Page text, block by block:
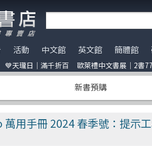
門市營業客服時間調整
天瓏行動會員卡上線囉！
活動
歐萊禮中文書展｜2書77
版提袋🐎
中文館 英文館 簡體館
ChatGPT
Large language model
影像辨識 Image-
LangChain
Data Science
軟體架構
職涯發展
UI/UX
旗標
經緯文化
人民郵電
深智
特價書籍
IT狗精品區
機器人雜誌 ROBOCON
💙天瓏日｜滿千折百 歐萊禮中文書展｜2書
新書預購
萬用手冊 2024 春季號：提示